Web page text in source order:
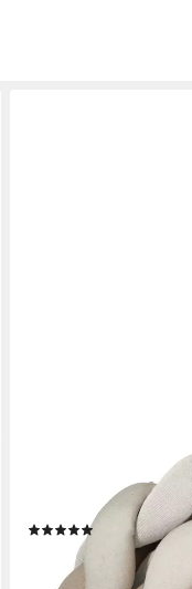
Nestchenschlange
Bettschlange,
Bettnestchen
ab 74,90 €
lieferbar - in 2-3